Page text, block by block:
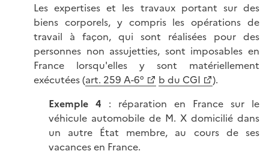
Les expertises et les travaux portant sur des
biens corporels, y compris les opérations de
travail à façon, qui sont réalisées pour des
personnes non assujetties, sont imposables en
France lorsqu'elles y sont matériellement
exécutées (art. 259 A-6° b du CGI
).
Exemple 4 : réparation en France sur le
véhicule automobile de M. X domicilié dans
un autre État membre, au cours de ses
vacances en France.